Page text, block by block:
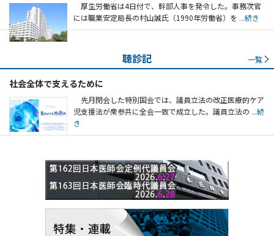
厚生労働省は4日付で、幹部人事を発令した。事務次官
には職業安定局長の村山誠氏（1990年労働省）を ...続き
聴診記 一覧
社会全体で支えるために
先月閉会した特別国会では、議員立法の改正医療的ケア
児支援法が衆参共に全会一致で成立した。議員立法の ...続
き